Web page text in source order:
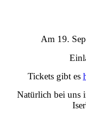
Am 19.
Tickets gibt es
Natürlich bei uns